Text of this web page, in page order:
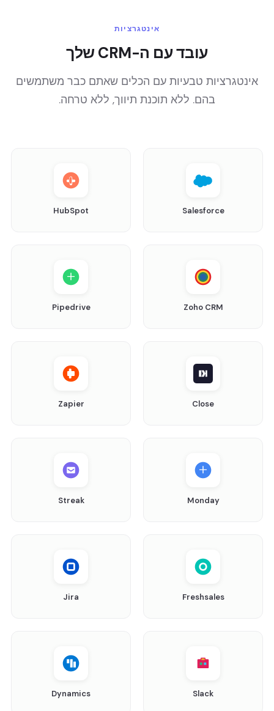
אינטגרציות
עובד עם ה-CRM שלך
אינטגרציות טבעיות עם הכלים שאתם כבר משתמשים
בהם. ללא תוכנת תיווך, ללא טרחה.
Salesforce
HubSpot
Zoho CRM
Pipedrive
Close
Zapier
Monday
Streak
Freshsales
Jira
Slack
Dynamics